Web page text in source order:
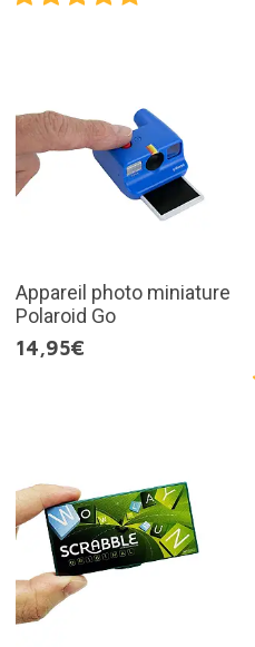
Appareil photo miniature
Polaroid Go
14,95€